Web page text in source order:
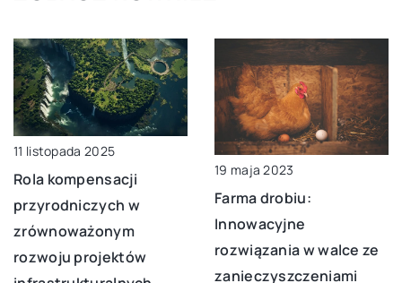
11 listopada 2025
Rola kompensacji
przyrodniczych w
zrównoważonym
rozwoju projektów
19 maja 2023
Farma drobiu:
Innowacyjne
rozwiązania w walce ze
zanieczyszczeniami